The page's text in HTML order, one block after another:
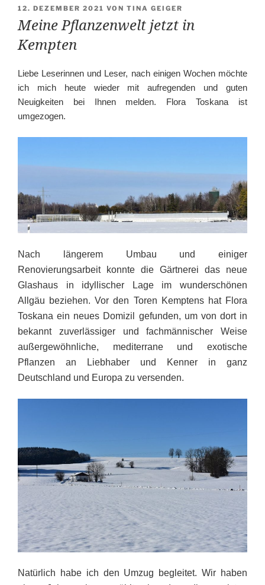
VERÖFFENTLICHT
12. DEZEMBER 2021 VON TINA GEIGER
Meine Pflanzenwelt jetzt in
Kempten
Liebe Leserinnen und Leser, nach einigen Wochen möchte
ich mich heute wieder mit aufregenden und guten
Neuigkeiten bei Ihnen melden. Flora Toskana ist
umgezogen.
Nach längerem Umbau und einiger
Renovierungsarbeit konnte die Gärtnerei das neue
Glashaus in idyllischer Lage im wunderschönen
Allgäu beziehen. Vor den Toren Kemptens hat Flora
Toskana ein neues Domizil gefunden, um von dort in
bekannt zuverlässiger und fachmännischer Weise
außergewöhnliche, mediterrane und exotische
Pflanzen an Liebhaber und Kenner in ganz
Deutschland und Europa zu versenden.
Natürlich habe ich den Umzug begleitet. Wir haben